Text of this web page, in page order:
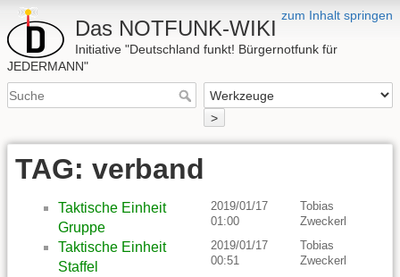
zum Inhalt springen
Das NOTFUNK-WIKI
Initiative "Deutschland funkt! Bürgernotfunk für
JEDERMANN"
>
TAG: verband
Taktische Einheit
Gruppe
2019/01/17
01:00
Tobias
Zweckerl
Taktische Einheit
Staffel
2019/01/17
00:51
Tobias
Zweckerl